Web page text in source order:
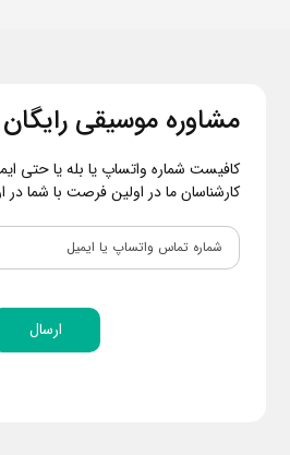
مشاوره موسیقی رایگان
کافیست شماره واتساپ یا بله یا حتی
کارشناسان ما در اولین فرصت با شما در
ارسال